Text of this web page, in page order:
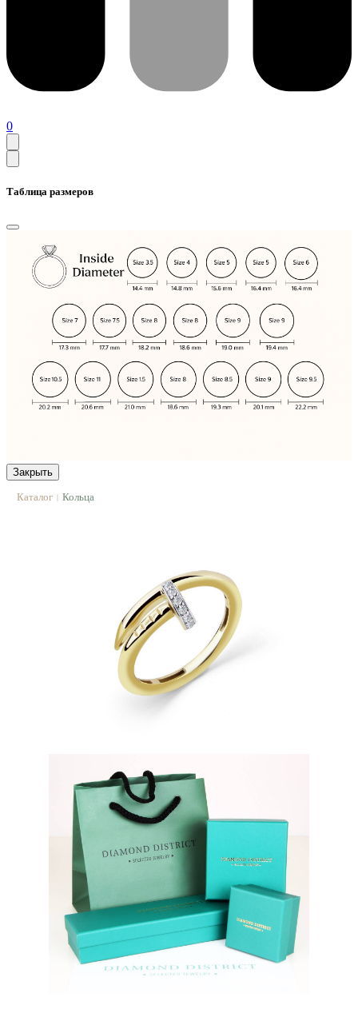
0
Таблица размеров
Закрыть
Каталог | Кольца